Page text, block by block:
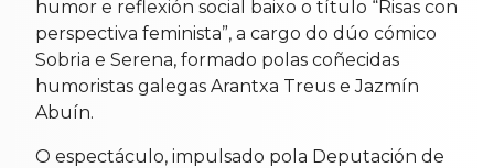
humor e reflexión social baixo o título “Risas con
perspectiva feminista”, a cargo do dúo cómico
Sobria e Serena, formado polas coñecidas
humoristas galegas Arantxa Treus e Jazmín
Abuín.
O espectáculo, impulsado pola Deputación de